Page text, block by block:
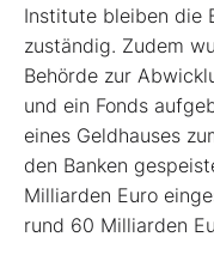
Institute bleiben die
zuständig. Zudem
Behörde zur
und ein Fonds
eines Geldhauses
den Banken
Milliarden Euro
rund 60 Milliarden